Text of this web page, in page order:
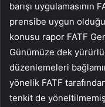
barışı
prensibe uygun
konusu rapor FATF
Günümüze dek
düzenlemeleri
yönelik FATF
tenkit de